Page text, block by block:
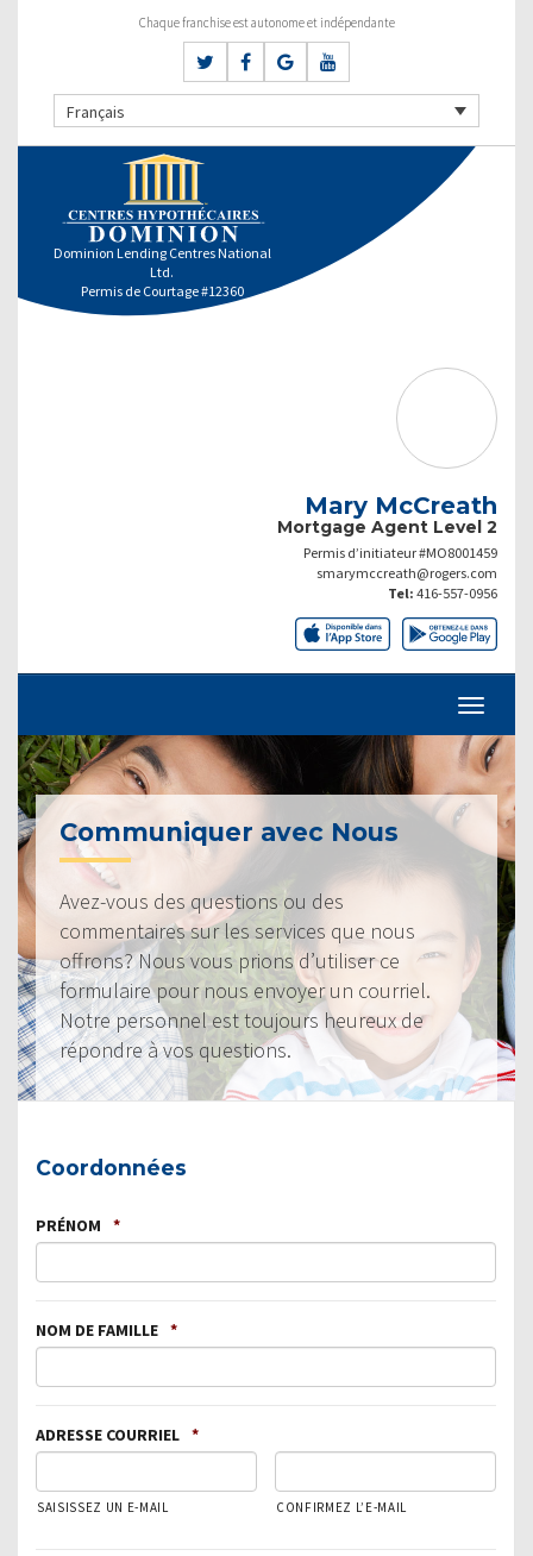
Chaque franchise est autonome et indépendante
Français
Dominion Lending Centres National
Ltd.
Permis de Courtage #12360
Mary McCreath
Mortgage Agent Level 2
Permis d’initiateur #MO8001459
smarymccreath@rogers.com
Tel: 416-557-0956
Communiquer avec Nous
Avez-vous des questions ou des
commentaires sur les services que nous
offrons? Nous vous prions d’utiliser ce
formulaire pour nous envoyer un courriel.
Notre personnel est toujours heureux de
répondre à vos questions.
Coordonnées
PRÉNOM *
NOM DE FAMILLE *
ADRESSE COURRIEL *
SAISISSEZ UN E-MAIL CONFIRMEZ L’E-MAIL